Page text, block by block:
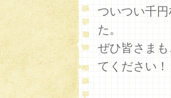
ついつい千
た。
ぜひ皆さま
てください！